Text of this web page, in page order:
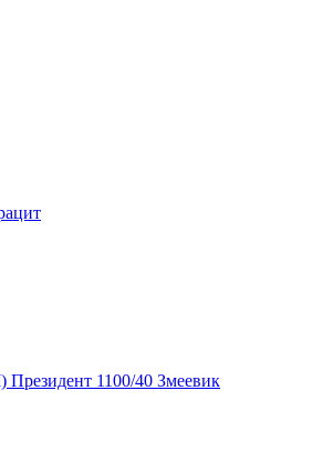
1100/40 Змеевик